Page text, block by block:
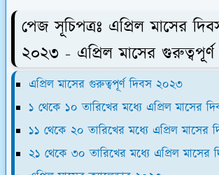
পেজ সূচিপত্রঃ এপ্রিল মাসের
২০২৩ - এপ্রিল মাসের
এপ্রিল মাসের গুরুত্বপূর্ণ দিবস ২০২৩
১ থেকে ১০ তারিখের মধ্যে এপ্রিল মাসের
১১ থেকে ২০ তারিখের মধ্যে এপ্রিল
২১ থেকে ৩০ তারিখের মধ্যে এপ্রিল